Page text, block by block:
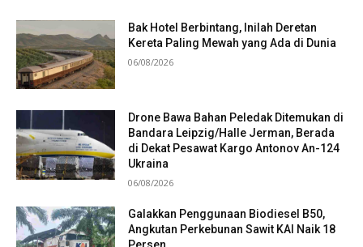
Bak Hotel Berbintang, Inilah Deretan
Kereta Paling Mewah yang Ada di Dunia
06/08/2026
Drone Bawa Bahan Peledak Ditemukan di
Bandara Leipzig/Halle Jerman, Berada
di Dekat Pesawat Kargo Antonov An-124
Ukraina
06/08/2026
Galakkan Penggunaan Biodiesel B50,
Angkutan Perkebunan Sawit KAI Naik 18